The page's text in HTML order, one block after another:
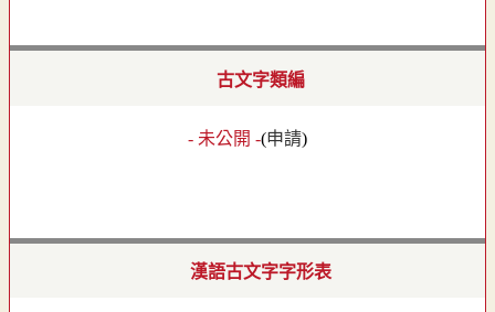
古文字類編
- 未公開 -(申請)
漢語古文字字形表